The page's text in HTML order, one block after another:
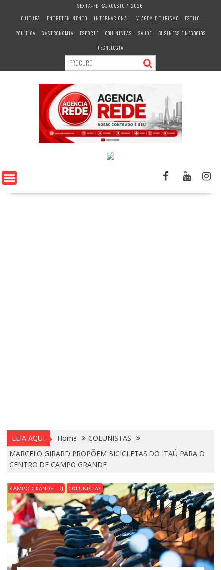
c
SEXTA-FEIRA, AGOSTO 7, 2026
CULTURA
ENTRETENIMENTO INTERNACIONAL VIAGEM E TURISMO
ESTILO
POLÍTICA
GASTRONOMIA ESPORTE COLUNISTAS SAÚDE
BUSINESS E NEGÓCIOS
TECNOLOGIA
LEIA AQUI Home
COLUNISTAS
MARCELO GIRARD PROPÕEM BICICLETAS DO ITAÚ PARA O
CENTRO DE CAMPO GRANDE
CAMPO GRANDE - RJ COLUNISTAS